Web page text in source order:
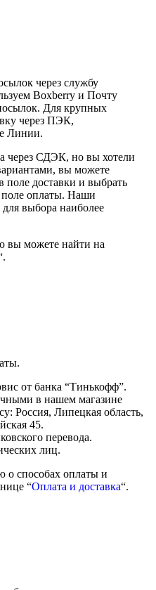
через службу
Boxberry и Почту
Для крупных
через ПЭК,
Линии.
через СДЭК, но вы хотели
вы можете
доставки и выбрать
оплаты. Наши
выбора наиболее
вы можете найти на
от банка “Тинькофф”.
в нашем магазине
Россия, Липецкая область,
45.
перевода.
лиц.
способах оплаты и
“Оплата и доставка“.